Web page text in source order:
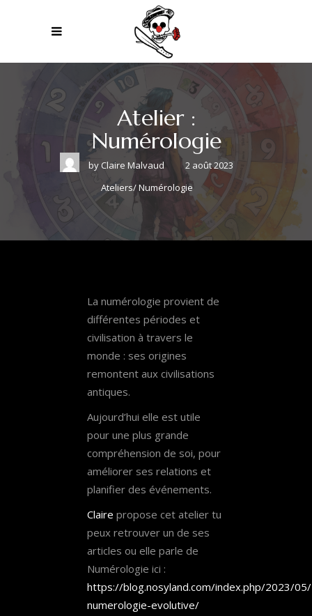
Atelier :
Numérologie
by Claire Malvaud
2 août 2023
Ateliers/Numérologie
La numérologie provient de
différentes périodes et
civilisation à travers le
monde : ses origines
remontent aux civilisations
antiques.
Aujourd’hui elle est utile
pour une plus grande
compréhension de soi, pour
améliorer ses relations et
planifier des événements.
Claire propose cet atelier tu
peux retrouver un de ses
articles ou elle parle de
Numérologie ici :
https://blog.nosyland.com/index.php/2023/
numerologie-evolutive/